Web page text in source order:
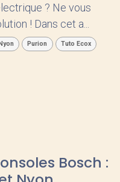
? Ne vous
! Dans cet a...
Purion Tuto Ecox
Bosch :